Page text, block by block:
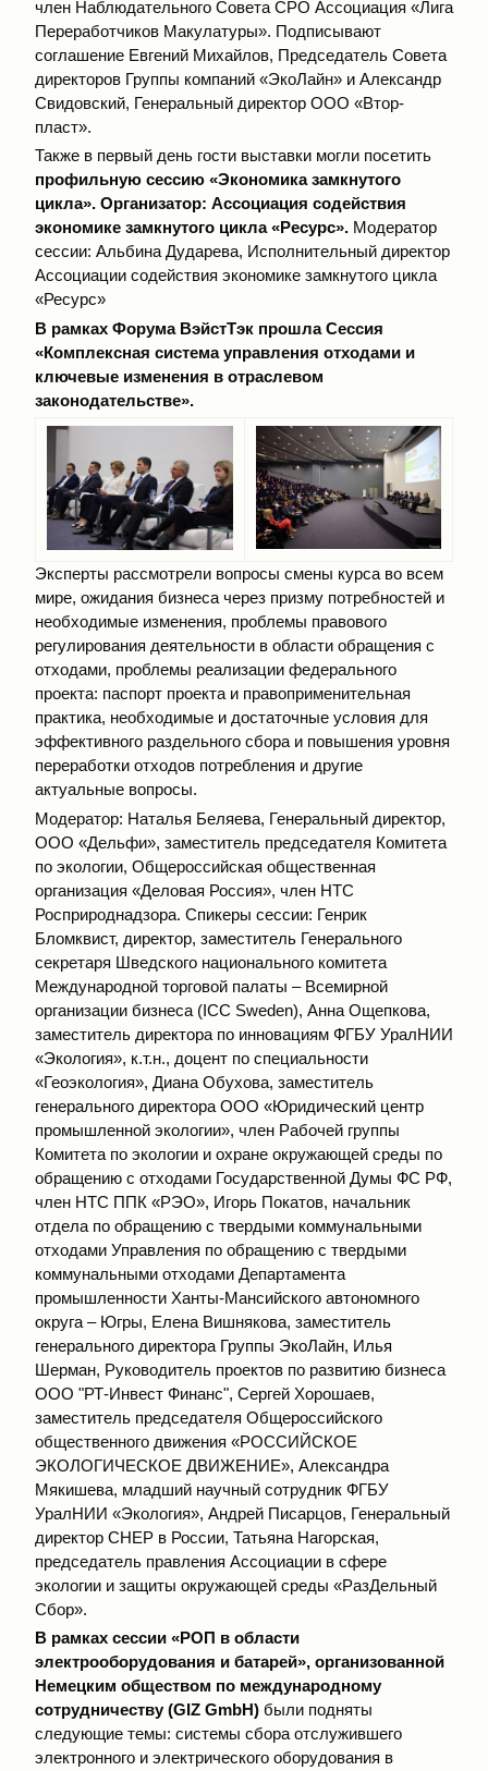
член Наблюдательного Совета СРО Ассоциация «Лига
Переработчиков Макулатуры». Подписывают
соглашение Евгений Михайлов, Председатель Совета
директоров Группы компаний «ЭкоЛайн» и Александр
Свидовский, Генеральный директор ООО «Втор-
пласт».
Также в первый день гости выставки могли посетить
профильную сессию «Экономика замкнутого
цикла». Организатор: Ассоциация содействия
экономике замкнутого цикла «Ресурс». Модератор
сессии: Альбина Дударева, Исполнительный директор
Ассоциации содействия экономике замкнутого цикла
«Ресурс»
В рамках Форума ВэйстТэк прошла Сессия
«Комплексная система управления отходами и
ключевые изменения в отраслевом
законодательстве».
Эксперты рассмотрели вопросы смены курса во всем
мире, ожидания бизнеса через призму потребностей и
необходимые изменения, проблемы правового
регулирования деятельности в области обращения с
отходами, проблемы реализации федерального
проекта: паспорт проекта и правоприменительная
практика, необходимые и достаточные условия для
эффективного раздельного сбора и повышения уровня
переработки отходов потребления и другие
актуальные вопросы.
Модератор: Наталья Беляева, Генеральный директор,
ООО «Дельфи», заместитель председателя Комитета
по экологии, Общероссийская общественная
организация «Деловая Россия», член НТС
Росприроднадзора. Спикеры сессии: Генрик
Бломквист, директор, заместитель Генерального
секретаря Шведского национального комитета
Международной торговой палаты – Всемирной
организации бизнеса (ICC Sweden), Анна Ощепкова,
заместитель директора по инновациям ФГБУ УралНИИ
«Экология», к.т.н., доцент по специальности
«Геоэкология», Диана Обухова, заместитель
генерального директора ООО «Юридический центр
промышленной экологии», член Рабочей группы
Комитета по экологии и охране окружающей среды по
обращению с отходами Государственной Думы ФС РФ,
член НТС ППК «РЭО», Игорь Покатов, начальник
отдела по обращению с твердыми коммунальными
отходами Управления по обращению с твердыми
коммунальными отходами Департамента
промышленности Ханты-Мансийского автономного
округа – Югры, Елена Вишнякова, заместитель
генерального директора Группы ЭкоЛайн, Илья
Шерман, Руководитель проектов по развитию бизнеса
ООО "РТ-Инвест Финанс", Сергей Хорошаев,
заместитель председателя Общероссийского
общественного движения «РОССИЙСКОЕ
ЭКОЛОГИЧЕСКОЕ ДВИЖЕНИЕ», Александра
Мякишева, младший научный сотрудник ФГБУ
УралНИИ «Экология», Андрей Писарцов, Генеральный
директор CHEP в России, Татьяна Нагорская,
председатель правления Ассоциации в сфере
экологии и защиты окружающей среды «РазДельный
Сбор».
В рамках сессии «РОП в области
электрооборудования и батарей», организованной
Немецким обществом по международному
сотрудничеству (GIZ GmbH) были подняты
следующие темы: системы сбора отслужившего
электронного и электрического оборудования в